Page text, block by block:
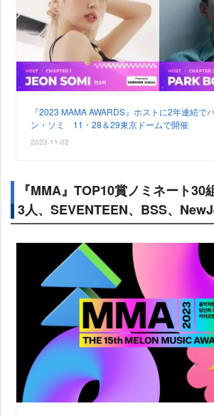
『2023 MAMA AWARDS』ホストに2年連続で
ン・ソミ 11・28＆29東京ドームで開催
2023-11-02
『MMA』TOP10賞ノミネート
3人、SEVENTEEN、BSS、